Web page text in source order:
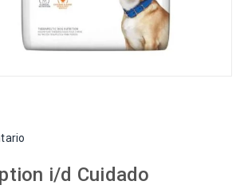
i/d Cuidado